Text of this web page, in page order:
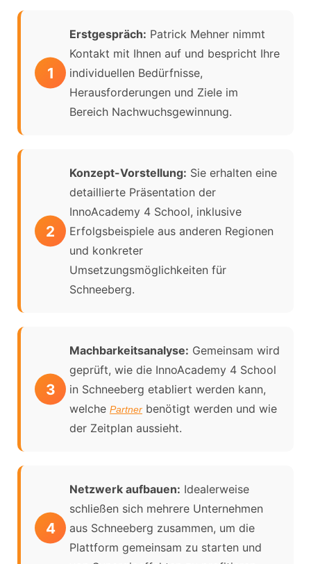
Erstgespräch: Patrick Mehner nimmt
Kontakt mit Ihnen auf und bespricht Ihre
individuellen Bedürfnisse,
Herausforderungen und Ziele im
Bereich Nachwuchsgewinnung.
Konzept-Vorstellung: Sie erhalten eine
detaillierte Präsentation der
InnoAcademy 4 School, inklusive
Erfolgsbeispiele aus anderen Regionen
und konkreter
Umsetzungsmöglichkeiten für
Schneeberg.
Machbarkeitsanalyse: Gemeinsam wird
geprüft, wie die InnoAcademy 4 School
in Schneeberg etabliert werden kann,
welche Partner benötigt werden und wie
der Zeitplan aussieht.
Netzwerk aufbauen: Idealerweise
schließen sich mehrere Unternehmen
aus Schneeberg zusammen, um die
Plattform gemeinsam zu starten und